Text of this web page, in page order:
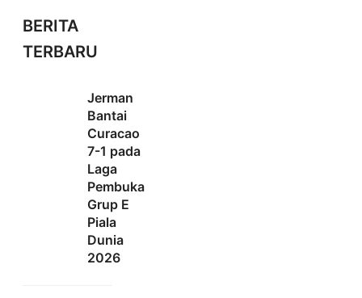
BERITA
TERBARU
Jerman
Bantai
Curacao
7-1 pada
Laga
Pembuka
Grup E
Piala
Dunia
2026